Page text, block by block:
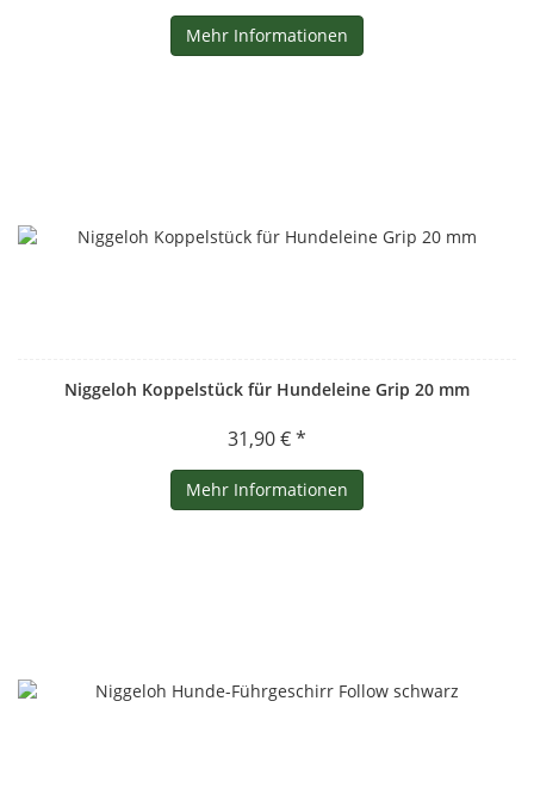
Mehr Informationen
Niggeloh Koppelstück für Hundeleine Grip 20 mm
31,90 € *
Mehr Informationen